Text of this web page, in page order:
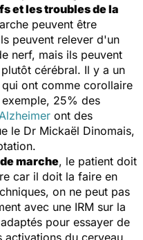
et les troubles de la
peuvent être
peuvent relever d'un
nerf, mais ils peuvent
cérébral. Il y a un
ont comme corollaire
25% des
ont des
le Dr Mickaël Dinomais,
marche, le patient doit
car il doit la faire en
on ne peut pas
avec une IRM sur la
pour essayer de
activations du cerveau